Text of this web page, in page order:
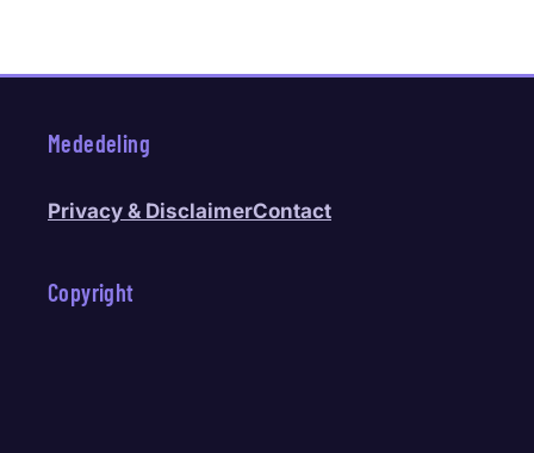
Mededeling
Privacy & DisclaimerContact
Copyright